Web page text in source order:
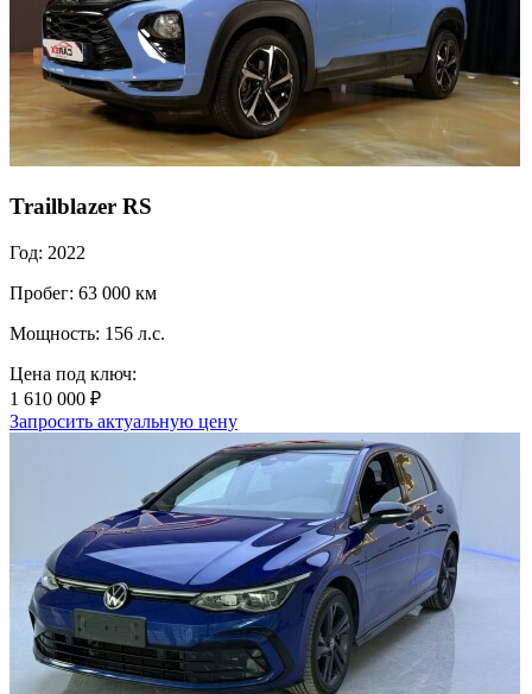
Trailblazer RS
Год: 2022
Пробег: 63 000 км
Мощность: 156 л.с.
Цена под ключ:
1 610 000 ₽
Запросить актуальную цену